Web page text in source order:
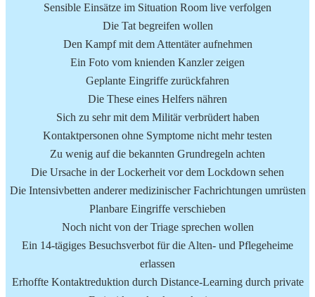
Sensible Einsätze im Situation Room live verfolgen
Die Tat begreifen wollen
Den Kampf mit dem Attentäter aufnehmen
Ein Foto vom knienden Kanzler zeigen
Geplante Eingriffe zurückfahren
Die These eines Helfers nähren
Sich zu sehr mit dem Militär verbrüdert haben
Kontaktpersonen ohne Symptome nicht mehr testen
Zu wenig auf die bekannten Grundregeln achten
Die Ursache in der Lockerheit vor dem Lockdown sehen
Die Intensivbetten anderer medizinischer Fachrichtungen umrüsten
Planbare Eingriffe verschieben
Noch nicht von der Triage sprechen wollen
Ein 14-tägiges Besuchsverbot für die Alten- und Pflegeheime
erlassen
Erhoffte Kontaktreduktion durch Distance-Learning durch private